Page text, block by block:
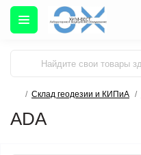
Склад геодезии и КИПиА
ADA